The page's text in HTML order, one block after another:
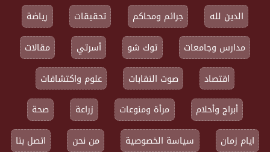
الدين لله
جرائم ومحاكم تحقيقات
رياضة
مدارس وجامعات
توك شو أسرتي
مقالات
اقتصاد
صوت النقابات
علوم واكتشافات
أبراج وأحلام
مرأة ومنوعات زراعة
صحة
ايام زمان
سياسة الخصوصية من نحن اتصل بنا